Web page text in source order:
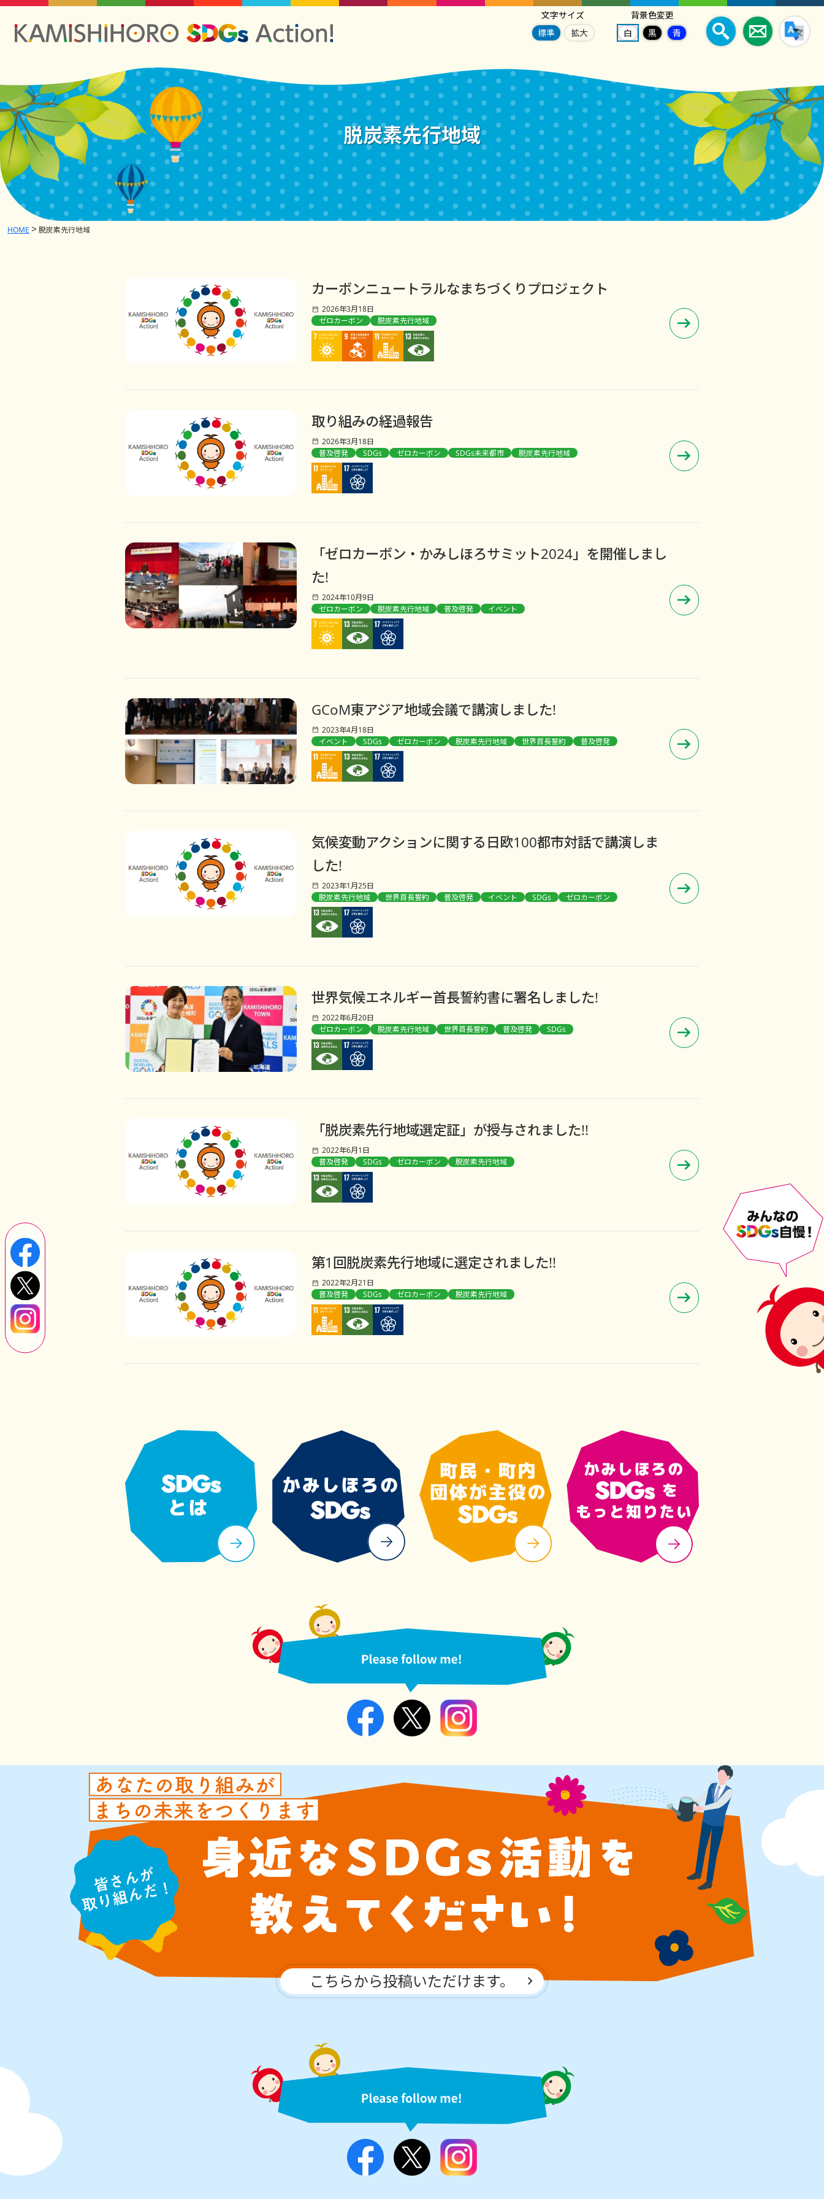
文字サイズ
標準
拡大
背景色変更
白
黒 青
脱炭素先行地域
HOME 脱炭素先行地域
カーボンニュートラルなまちづくりプロジェクト
2026年3月18日
ゼロカーボン
脱炭素先行地域
取り組みの経過報告
2026年3月18日
普及啓発
SDGs ゼロカーボン SDGs未来都市 脱炭素先行地域
「ゼロカーボン・かみしほろサミット2024」を開催しまし
た!
2024年10月9日
ゼロカーボン
脱炭素先行地域 普及啓発 イベント
GCoM東アジア地域会議で講演しました!
2023年4月18日
イベント
SDGs ゼロカーボン 脱炭素先行地域 世界首長誓約 普及啓発
気候変動アクションに関する日欧100都市対話で講演しま
した!
2023年1月25日
脱炭素先行地域
世界首長誓約 普及啓発 イベント SDGs ゼロカーボン
世界気候エネルギー首長誓約書に署名しました!
2022年6月20日
ゼロカーボン
脱炭素先行地域 世界首長誓約 普及啓発 SDGs
「脱炭素先行地域選定証」が授与されました!!
2022年6月1日
普及啓発
SDGs ゼロカーボン 脱炭素先行地域
第1回脱炭素先行地域に選定されました!!
2022年2月21日
普及啓発
SDGs ゼロカーボン 脱炭素先行地域
こちらから投稿いただけます。